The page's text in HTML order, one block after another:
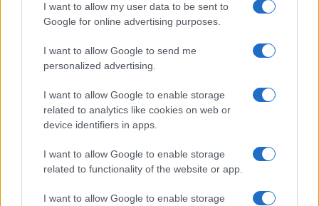
I want to allow my user data to be sent to
Google for online advertising purposes.
I want to allow Google to send me
personalized advertising.
I want to allow Google to enable storage
related to analytics like cookies on web or
device identifiers in apps.
I want to allow Google to enable storage
related to functionality of the website or app.
I want to allow Google to enable storage